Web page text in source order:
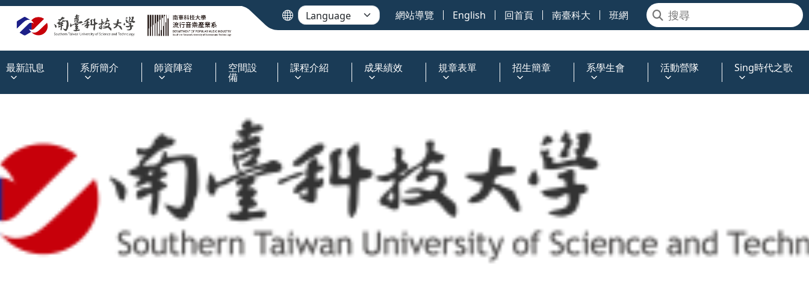
網站導覽 English 回首頁 南臺科大 班網
最新訊息 系所簡介 師資陣容 空間設
備
課程介紹 成果績效 規章表單 招生簡章 系學生會 活動營隊 Sing時代之歌